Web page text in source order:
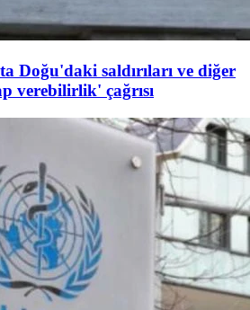
Doğu'daki saldırıları ve diğer
verebilirlik' çağrısı